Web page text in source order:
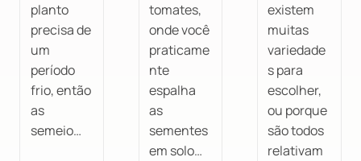
planto
precisa de
um
período
frio, então
as
semeio…
tomates,
onde você
praticame
nte
espalha
as
sementes
em solo…
existem
muitas
variedade
s para
escolher,
ou porque
são todos
relativam